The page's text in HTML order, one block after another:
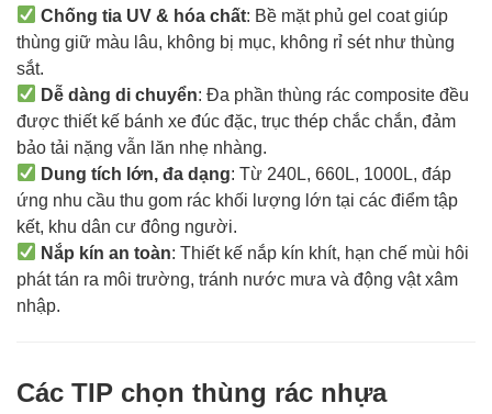
Chống tia UV & hóa chất: Bề mặt phủ gel coat giúp
thùng giữ màu lâu, không bị mục, không rỉ sét như thùng
sắt.
Dễ dàng di chuyển: Đa phần thùng rác composite đều
được thiết kế bánh xe đúc đặc, trục thép chắc chắn, đảm
bảo tải nặng vẫn lăn nhẹ nhàng.
Dung tích lớn, đa dạng: Từ 240L, 660L, 1000L, đáp
ứng nhu cầu thu gom rác khối lượng lớn tại các điểm tập
kết, khu dân cư đông người.
Nắp kín an toàn: Thiết kế nắp kín khít, hạn chế mùi hôi
phát tán ra môi trường, tránh nước mưa và động vật xâm
nhập.
Các TIP chọn thùng rác nhựa